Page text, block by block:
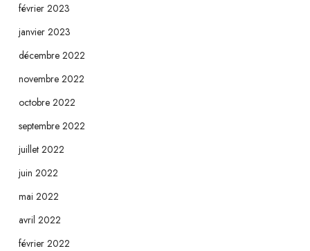
février 2023
janvier 2023
décembre 2022
novembre 2022
octobre 2022
septembre 2022
juillet 2022
juin 2022
mai 2022
avril 2022
février 2022